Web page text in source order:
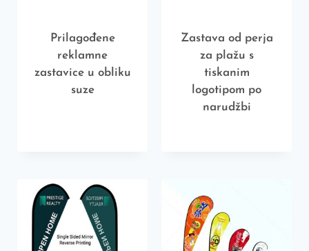
Prilagođene
reklamne
zastavice u obliku
suze
Zastava od perja
za plažu s
tiskanim
logotipom po
narudžbi